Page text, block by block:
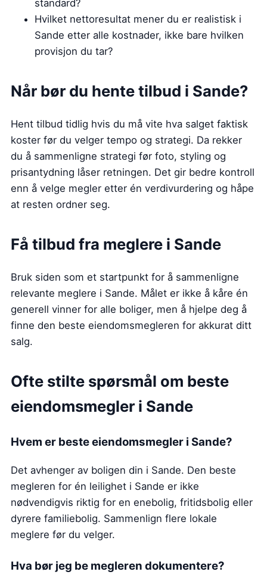
standard?
Hvilket nettoresultat mener du er realistisk i
Sande etter alle kostnader, ikke bare hvilken
provisjon du tar?
Når bør du hente tilbud i Sande?
Hent tilbud tidlig hvis du må vite hva salget faktisk
koster før du velger tempo og strategi. Da rekker
du å sammenligne strategi før foto, styling og
prisantydning låser retningen. Det gir bedre kontroll
enn å velge megler etter én verdivurdering og håpe
at resten ordner seg.
Få tilbud fra meglere i Sande
Bruk siden som et startpunkt for å sammenligne
relevante meglere i Sande. Målet er ikke å kåre én
generell vinner for alle boliger, men å hjelpe deg å
finne den beste eiendomsmegleren for akkurat ditt
salg.
Ofte stilte spørsmål om beste
eiendomsmegler i Sande
Hvem er beste eiendomsmegler i Sande?
Det avhenger av boligen din i Sande. Den beste
megleren for én leilighet i Sande er ikke
nødvendigvis riktig for en enebolig, fritidsbolig eller
dyrere familiebolig. Sammenlign flere lokale
meglere før du velger.
Hva bør jeg be megleren dokumentere?